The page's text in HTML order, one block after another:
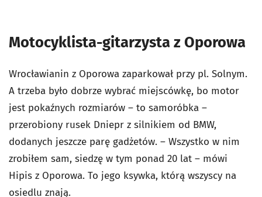
Motocyklista-gitarzysta z Oporowa
Wrocławianin z Oporowa zaparkował przy pl. Solnym.
A trzeba było dobrze wybrać miejscówkę, bo motor
jest pokaźnych rozmiarów – to samoróbka –
przerobiony rusek Dniepr z silnikiem od BMW,
dodanych jeszcze parę gadżetów. – Wszystko w nim
zrobiłem sam, siedzę w tym ponad 20 lat – mówi
Hipis z Oporowa. To jego ksywka, którą wszyscy na
osiedlu znają.